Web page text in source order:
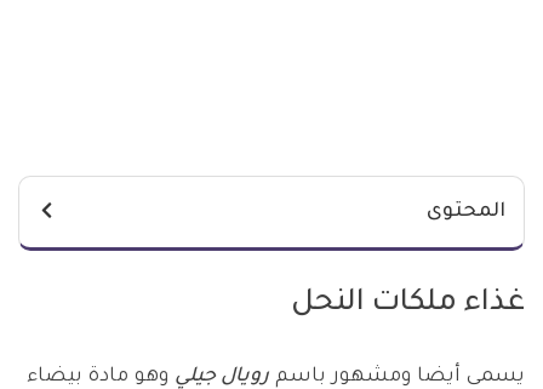
المحتوى
غذاء ملكات النحل
يسمى أيضا ومشهور باسم رويال جيلي وهو مادة بيضاء